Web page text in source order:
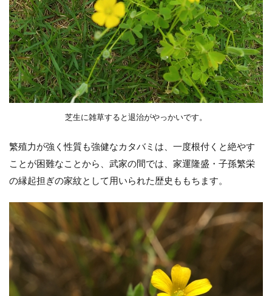
芝生に雑草すると退治がやっかいです。
繁殖力が強く性質も強健なカタバミは、一度根付くと絶やす
ことが困難なことから、武家の間では、家運隆盛・子孫繁栄
の縁起担ぎの家紋として用いられた歴史ももちます。